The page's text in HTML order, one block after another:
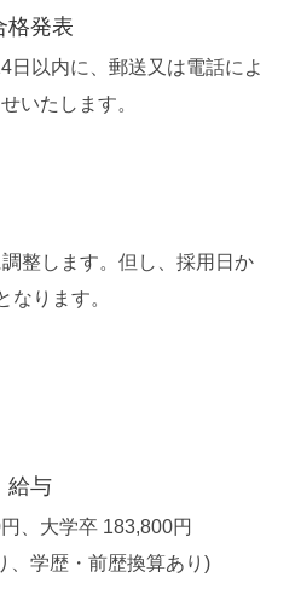
格発表
日以内に、郵送又は電話によ
いたします。
整します。但し、採用日か
なります。
給与
、大学卒 183,800円
、学歴・前歴換算あり)